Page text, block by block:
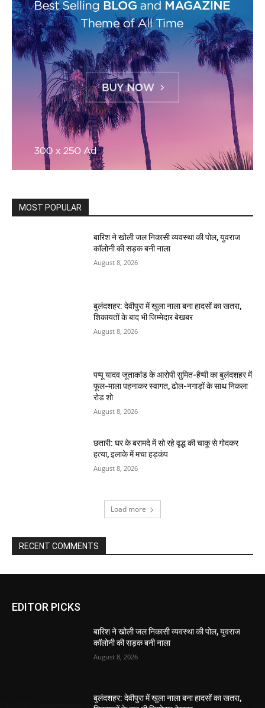
MOST POPULAR
बारिश ने खोली जल निकासी व्यवस्था की पोल, युवराज
कॉलोनी की सड़क बनी नाला
August 8, 2026
बुलंदशहर: देवीपुरा में खुला नाला बना हादसों का खतरा,
शिकायतों के बाद भी जिम्मेदार बेखबर
August 8, 2026
पप्पू यादव जूताकांड के आरोपी सुमित-हैप्पी का बुलंदशहर में
फूल-माला पहनाकर स्वागत, ढोल-नगाड़ों के साथ निकला
रोड शो
August 8, 2026
छतारी: घर के बरामदे में सो रहे वृद्ध की चाकू से गोदकर
हत्या, इलाके में मचा हड़कंप
August 8, 2026
Load more
RECENT COMMENTS
EDITOR PICKS
बारिश ने खोली जल निकासी व्यवस्था की पोल, युवराज
कॉलोनी की सड़क बनी नाला
August 8, 2026
बुलंदशहर: देवीपुरा में खुला नाला बना हादसों का खतरा,